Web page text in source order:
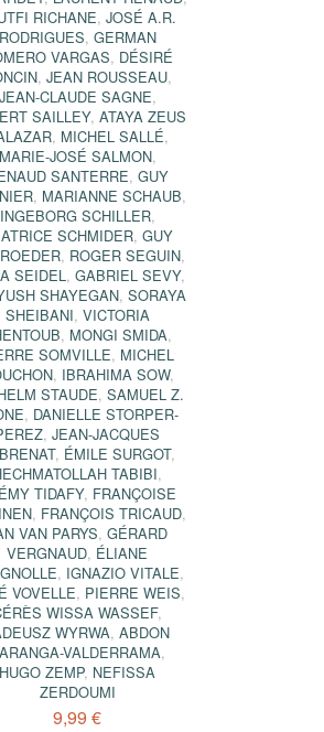
RICHANE, JOSÉ A.R.
RODRIGUES, GERMAN
VARGAS, DÉSIRÉ
, JEAN ROUSSEAU,
JEAN-CLAUDE SAGNE,
SAILLEY, ATAYA ZEUS
, MICHEL SALLÉ,
MARIE-JOSÉ SALMON,
SANTERRE, GUY
, MARIANNE SCHAUB,
INGEBORG SCHILLER,
SCHMIDER, GUY
, ROGER SEGUIN,
SEIDEL, GABRIEL SEVY,
SHAYEGAN, SORAYA
SHEIBANI, VICTORIA
, MONGI SMIDA,
SOMVILLE, MICHEL
, IBRAHIMA SOW,
STAUDE, SAMUEL Z.
, DANIELLE STORPER-
, JEAN-JACQUES
, ÉMILE SURGOT,
TABIBI,
TIDAFY, FRANÇOISE
, FRANÇOIS TRICAUD,
VAN PARYS, GÉRARD
VERGNAUD, ÉLIANE
, IGNAZIO VITALE,
VOVELLE, PIERRE WEIS,
WISSA WASSEF,
WYRWA, ABDON
VALDERRAMA,
HUGO ZEMP, NEFISSA
ZERDOUMI
9,99 €